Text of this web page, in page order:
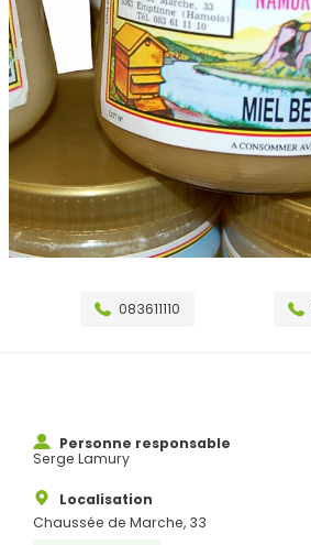
083611110
Personne responsable
Serge Lamury
Localisation
Chaussée de Marche, 33